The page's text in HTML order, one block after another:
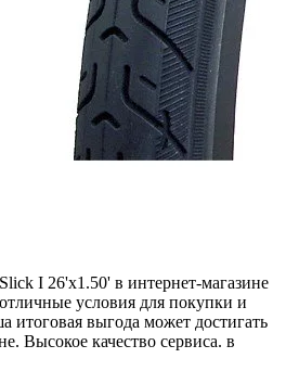
I 26'x1.50' в интернет-магазине
условия для покупки и
итоговая выгода может достигать
Высокое качество сервиса. в